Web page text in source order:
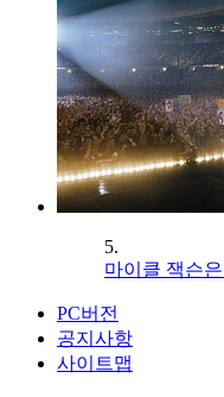
5.
마이클 잭슨
PC버전
공지사항
사이트맵